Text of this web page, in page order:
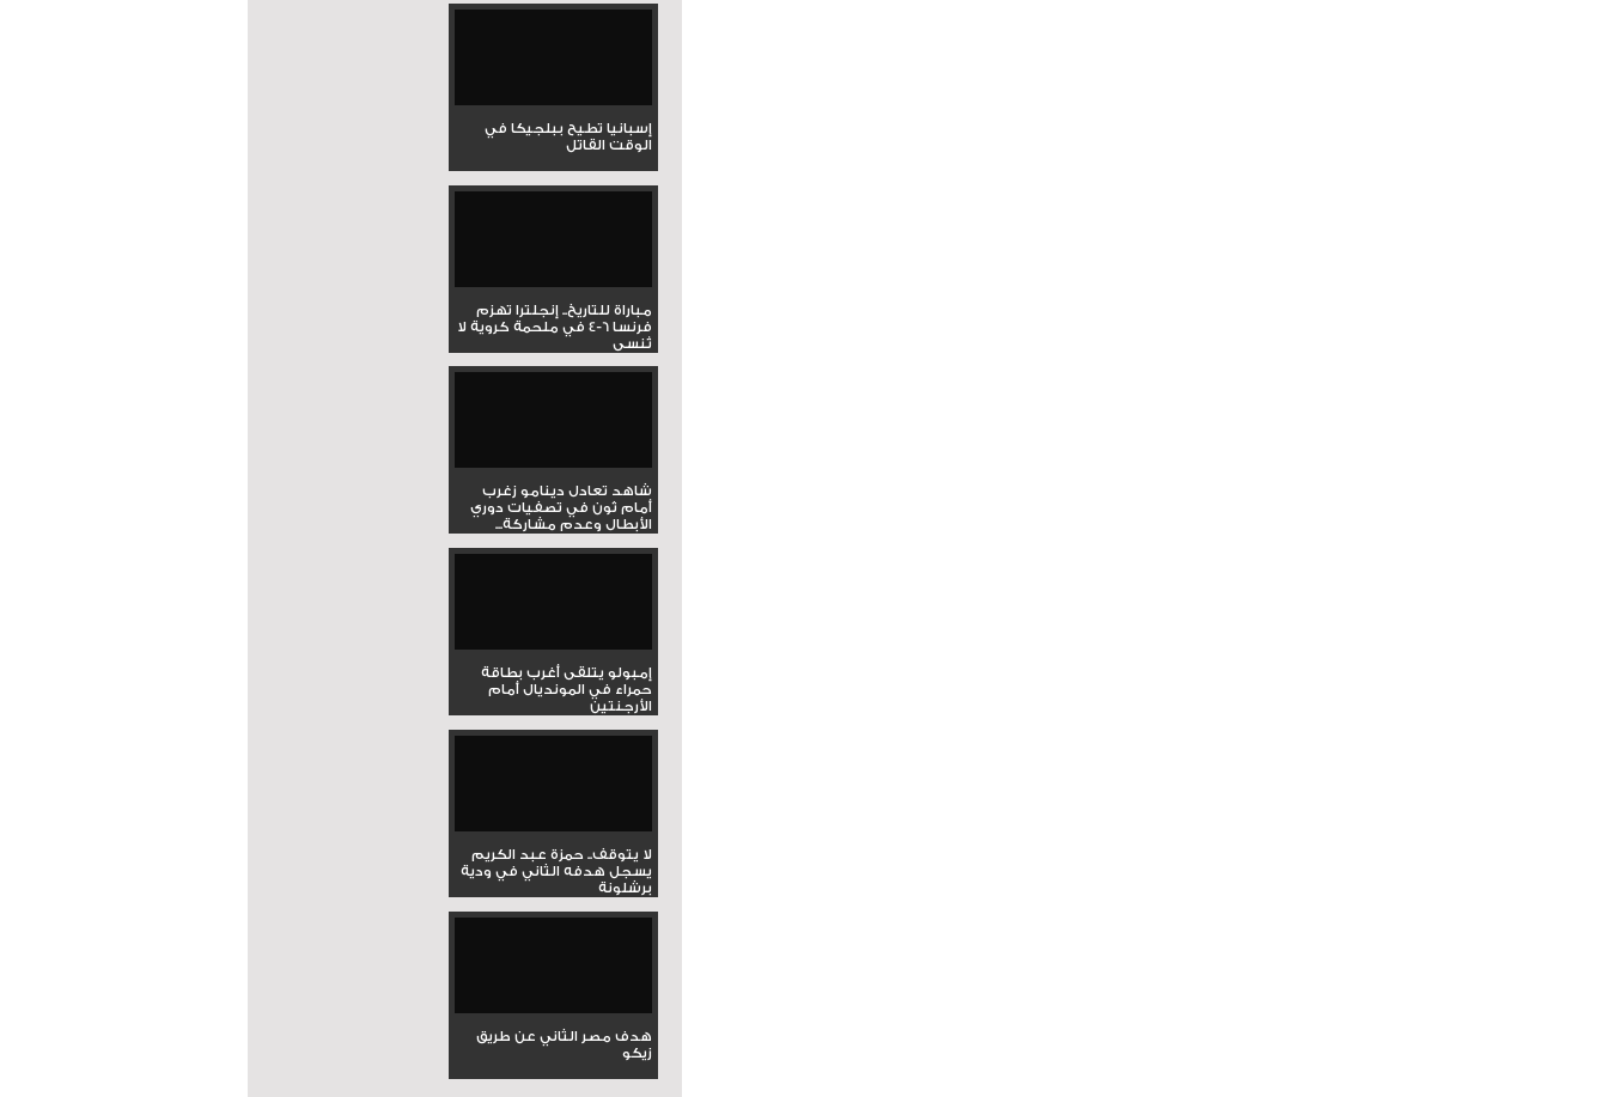
إسبانيا تطيح ببلجيكا في
الوقت القاتل
مباراة للتاريخ.. إنجلترا تهزم
فرنسا 6-4 في ملحمة كروية لا
تُنسى
شاهد تعادل دينامو زغرب
أمام ثون في تصفيات دوري
الأبطال وعدم مشاركة...
إمبولو يتلقى أغرب بطاقة
حمراء في المونديال أمام
الأرجنتين
لا يتوقف.. حمزة عبد الكريم
يسجل هدفه الثاني في ودية
برشلونة
هدف مصر الثاني عن طريق
زيكو